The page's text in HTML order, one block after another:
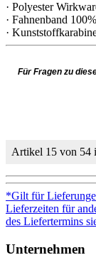
· Polyester
· Fahnenband
·
Für Fragen zu
Artikel 15 von 54
*Gilt für
Lieferzeiten für
des Liefertermins
Unternehmen